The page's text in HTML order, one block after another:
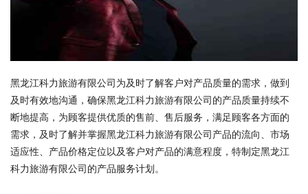
黑龙江科力旅游有限公司为及时了解客户对产品质量的需求，做到
及时有效地沟通，确保黑龙江科力旅游有限公司的产品质量持续不
断地提高，为顾客提供优质的售前、售后服务，满足顾客各方面的
需求，及时了解并掌握黑龙江科力旅游有限公司产品的流向、市场
适应性、产品价格定位以及客户对产品的满意程度，特制定黑龙江
科力旅游有限公司的产品服务计划。